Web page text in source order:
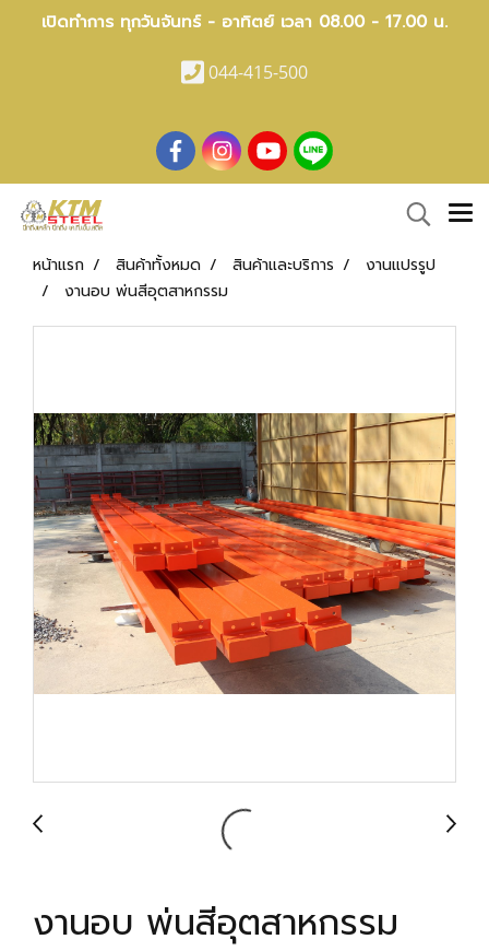
เปิดทำการ ทุกวันจันทร์ - อาทิตย์ เวลา 08.00 - 17.00 น.
044-415-500
หน้าแรก สินค้าทั้งหมด สินค้าและบริการ
งานแปรรูป
งานอบ พ่นสีอุตสาหกรรม
งานอบ พ่นสีอุตสาหกรรม